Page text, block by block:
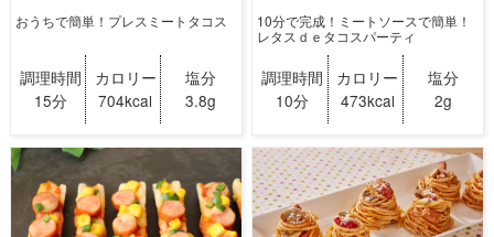
おうちで簡単！プレスミートタコス
調理時間
15分
カロリー
704kcal
塩分
3.8g
10分で完成！ミートソースで簡単！
レタスｄｅタコスパーティ
調理時間
10分
カロリー
473kcal
塩分
2g